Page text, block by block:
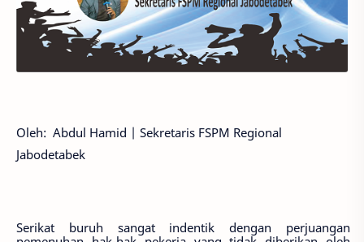
Oleh: Abdul Hamid | Sekretaris FSPM Regional
Jabodetabek
Serikat buruh sangat indentik dengan perjuangan